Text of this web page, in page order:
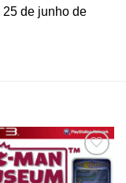
25 de junho de